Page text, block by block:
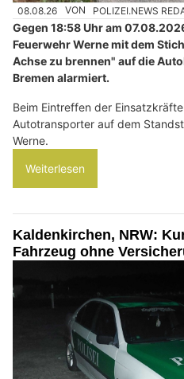
08.08.26 VON POLIZEI.NEWS
Gegen 18:58 Uhr am
Feuerwehr Werne mit dem
Achse zu brennen" auf die
Bremen alarmiert.
Beim Eintreffen der
Autotransporter auf dem
Werne.
Weiterlesen
Kaldenkirchen, NRW:
Fahrzeug ohne